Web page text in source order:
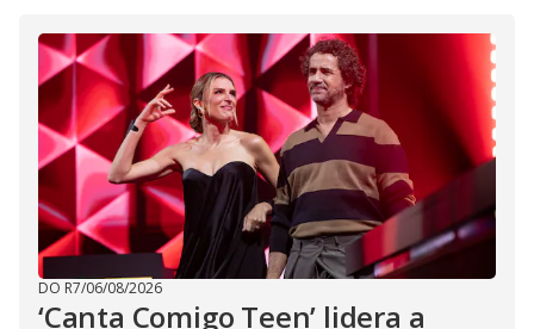
i
d
e
o
DO R7/06/08/2026
‘Canta Comigo Teen’ lidera a